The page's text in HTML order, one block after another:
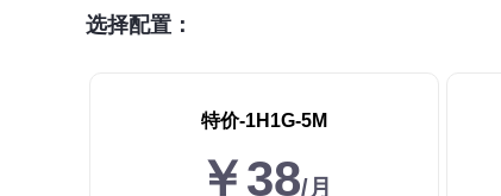
选择配置：
特价-1H1G-5M
￥38/月